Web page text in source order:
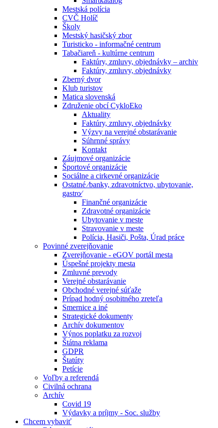
Mestská polícia
CVČ Holíč
Školy
Mestský hasičský zbor
Turisticko - informačné centrum
Tabačiareň - kultúrne centrum
Faktúry, zmluvy, objednávky – archiv
Faktúry, zmluvy, objednávky
Zberný dvor
Klub turistov
Matica slovenská
Združenie obcí CykloEko
Aktuality
Faktúry, zmluvy, objednávky
Výzvy na verejné obstarávanie
Súhrnné správy
Kontakt
Záujmové organizácie
Športové organizácie
Sociálne a cirkevné organizácie
Ostatné ⁄banky, zdravotníctvo, ubytovanie,
gastro⁄
Finančné organizácie
Zdravotné organizácie
Ubytovanie v meste
Stravovanie v meste
Polícia, Hasiči, Pošta, Úrad práce
Povinné zverejňovanie
Zverejňovanie - eGOV portál mesta
Úspešné projekty mesta
Zmluvné prevody
Verejné obstarávanie
Obchodné verejné súťaže
Prípad hodný osobitného zreteľa
Smernice a iné
Strategické dokumenty
Archív dokumentov
Výnos poplatku za rozvoj
Štátna reklama
GDPR
Štatúty
Petície
Voľby a referendá
Civilná ochrana
Archív
Covid 19
Výdavky a príjmy - Soc. služby
Chcem vybaviť